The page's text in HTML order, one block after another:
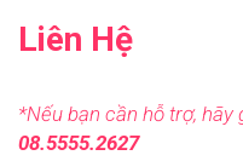
Liên Hệ
*Nếu bạn cần hỗ trợ, hãy
08.5555.2627